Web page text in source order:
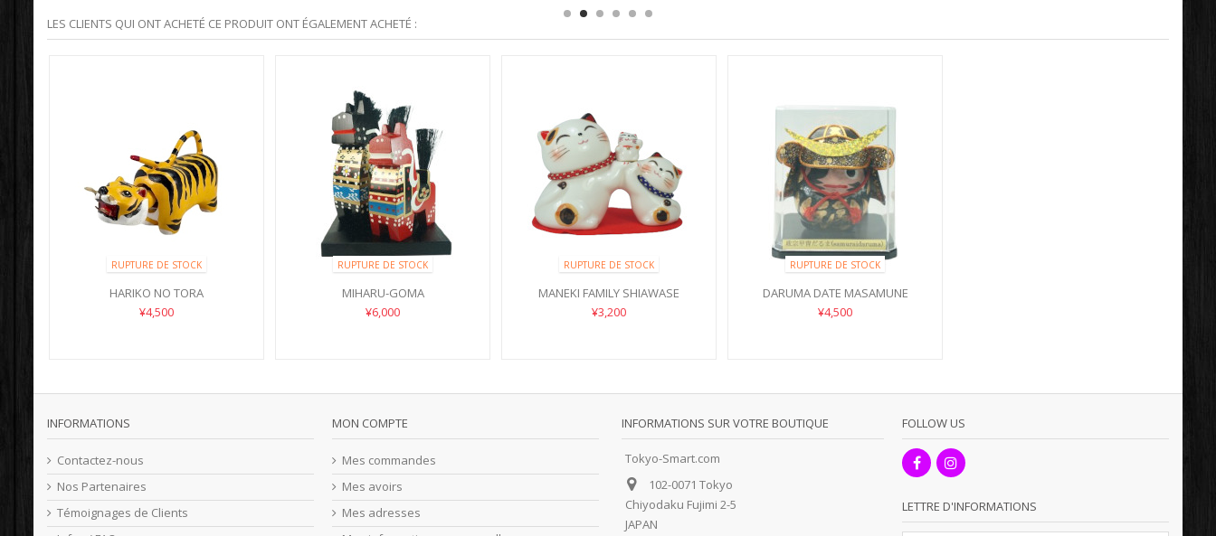
LES CLIENTS QUI ONT ACHETÉ CE PRODUIT ONT ÉGALEMENT ACHETÉ :
RUPTURE DE STOCK
HARIKO NO TORA
¥4,500
RUPTURE DE STOCK
MIHARU-GOMA
¥6,000
RUPTURE DE STOCK
MANEKI FAMILY SHIAWASE
¥3,200
RUPTURE DE STOCK
DARUMA DATE MASAMUNE
¥4,500
INFORMATIONS
Contactez-nous
Nos Partenaires
Témoignages de Clients
MON COMPTE
Mes commandes
Mes avoirs
Mes adresses
INFORMATIONS SUR VOTRE BOUTIQUE
Tokyo-Smart.com
102-0071 Tokyo
Chiyodaku Fujimi 2-5
JAPAN
FOLLOW US
LETTRE D'INFORMATIONS